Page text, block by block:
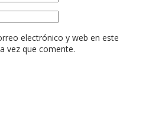
electrónico y web en este
vez que comente.